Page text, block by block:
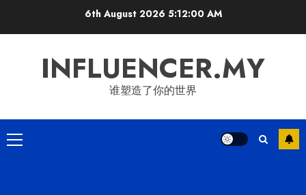
6th August 2026 5:12:00 AM
INFLUENCER.MY
谁塑造了你的世界
Primary